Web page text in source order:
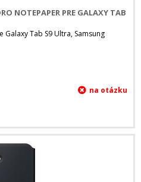
NOTEPAPER PRE GALAXY TAB
Tab S9 Ultra, Samsung